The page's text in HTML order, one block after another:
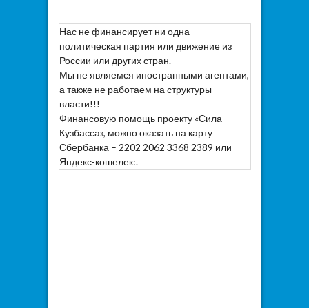
Нас не финансирует ни одна
политическая партия или движение из
России или других стран.
Мы не являемся иностранными агентами,
а также не работаем на структуры
власти!!!
Финансовую помощь проекту «Сила
Кузбасса», можно оказать на карту
Сбербанка – 2202 2062 3368 2389 или
Яндекс-кошелек:.